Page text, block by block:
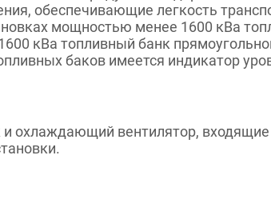
обеспечивающие легкость
мощностью менее 1600 кВа
кВа топливный банк
баков имеется индикатор
охлаждающий вентилятор, входящие